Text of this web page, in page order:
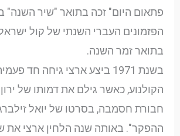
פתאום היום" זכה בתואר "שיר השנה"
הפזמונים העברי השנתי של קול
בתואר זמר השנה.
בשנת 1971 ביצע ארצי גיחה חד
הקולנוע, כאשר גילם את דמותו של
חבורת חסמבה, בסרטו של יואל
ההפקר". באותה שנה הלחין ארצי את